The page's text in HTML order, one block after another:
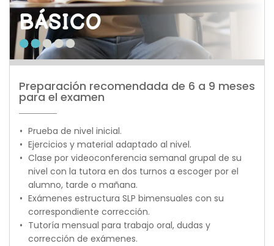
BÁSICO
Preparación recomendada de 6 a 9 meses
para el examen
Prueba de nivel inicial.
Ejercicios y material adaptado al nivel.
Clase por videoconferencia semanal grupal de su
nivel con la tutora en dos turnos a escoger por el
alumno, tarde o mañana.
Exámenes estructura SLP bimensuales con su
correspondiente corrección.
Tutoría mensual para trabajo oral, dudas y
corrección de exámenes.